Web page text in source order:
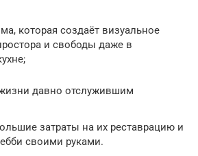
которая создаёт визуальное
и свободы даже в
давно отслужившим
затраты на их реставрацию и
своими руками.